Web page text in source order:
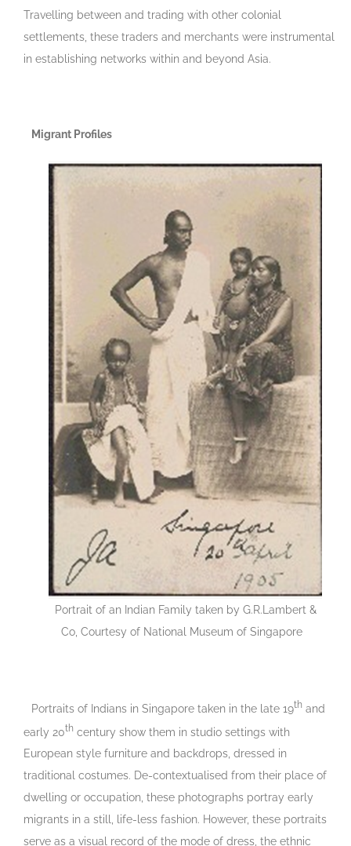
Travelling between and trading with other colonial
settlements, these traders and merchants were instrumental
in establishing networks within and beyond Asia.
Migrant Profiles
Portrait of an Indian Family taken by G.R.Lambert &
Co, Courtesy of National Museum of Singapore
Portraits of Indians in Singapore taken in the late 19th and
early 20th century show them in studio settings with
European style furniture and backdrops, dressed in
traditional costumes. De-contextualised from their place of
dwelling or occupation, these photographs portray early
migrants in a still, life-less fashion. However, these portraits
serve as a visual record of the mode of dress, the ethnic